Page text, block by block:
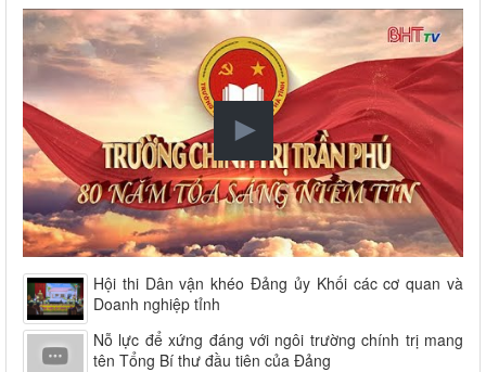
Hội thi Dân vận khéo Đảng ủy Khối các cơ quan và
Doanh nghiệp tỉnh
Nỗ lực để xứng đáng với ngôi trường chính trị mang
tên Tổng Bí thư đầu tiên của Đảng